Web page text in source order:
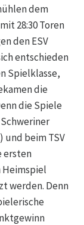
dem
28:30 Toren
den ESV
entschieden
Spielklasse,
die
die Spiele
und beim TSV
ersten
Heimspiel
werden. Denn